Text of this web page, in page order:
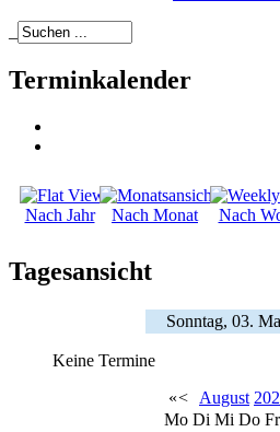
Terminkalender
Nach Jahr Nach Monat Nach
Tagesansicht
Sonntag, 03.
Keine Termine
«< August
Mo Di Mi Do Fr